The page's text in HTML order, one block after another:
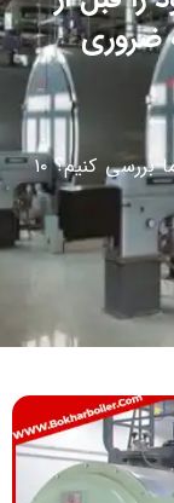
چگونه سیستم گرمایشی خود را قبل از سرما بررسی کنیم؟ ۱۰